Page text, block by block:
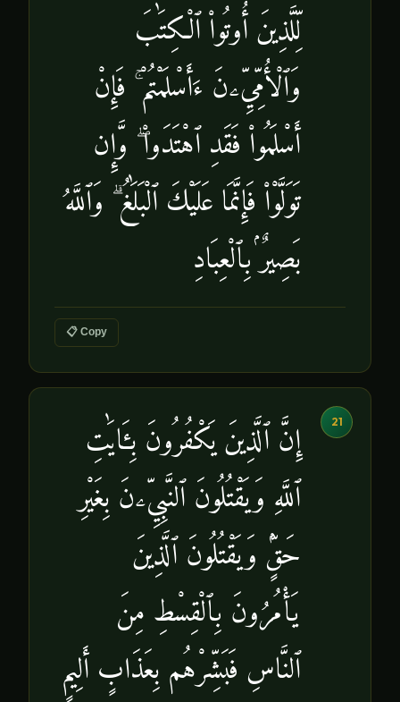
لِّلَّذِينَ أُوتُوا۟ ٱلْكِتَٰبَ
وَٱلْأُمِّيِّۦنَ ءَأَسْلَمْتُمْ ۚ فَإِنْ
أَسْلَمُوا۟ فَقَدِ ٱهْتَدَوا۟ ۖ وَّإِن
تَوَلَّوْا۟ فَإِنَّمَا عَلَيْكَ ٱلْبَلَٰغُ ۗ وَٱللَّهُ
بَصِيرٌۢ بِٱلْعِبَادِ
📋 Copy
21
إِنَّ ٱلَّذِينَ يَكْفُرُونَ بِـَٔايَٰتِ
ٱللَّهِ وَيَقْتُلُونَ ٱلنَّبِيِّۦنَ بِغَيْرِ
حَقٍّۢ وَيَقْتُلُونَ ٱلَّذِينَ
يَأْمُرُونَ بِٱلْقِسْطِ مِنَ
ٱلنَّاسِ فَبَشِّرْهُم بِعَذَابٍ أَلِيمٍ